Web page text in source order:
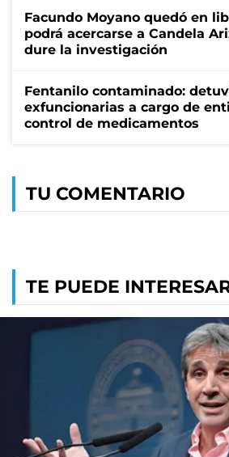
Facundo Moyano quedó en
podrá acercarse a Candela
dure la investigación
Fentanilo contaminado:
exfuncionarias a cargo de
control de medicamentos
TU COMENTARIO
TE PUEDE